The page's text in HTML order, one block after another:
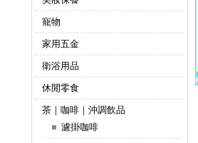
寵物
家用五金
衛浴用品
休閒零食
茶｜咖啡｜沖調飲品
濾掛咖啡